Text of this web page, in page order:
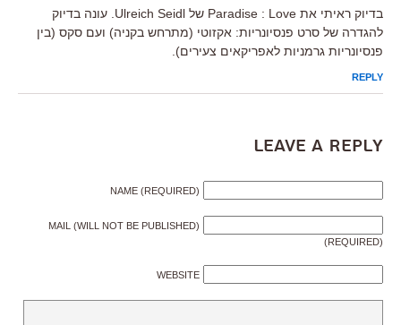
בדיוק ראיתי את Paradise : Love של Ulreich Seidl. עונה בדיוק
להגדרה של סרט פנסיונריות: אקזוטי (מתרחש בקניה) ועם סקס (בין
פנסיונריות גרמניות לאפריקאים צעירים).
REPLY
Leave a Reply
NAME (REQUIRED)
MAIL (WILL NOT BE PUBLISHED)
(REQUIRED)
WEBSITE